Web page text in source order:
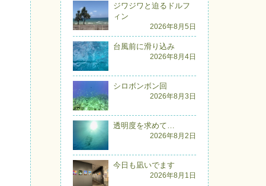
ジワジワと迫るドルフ
ィン
2026年8月5日
台風前に滑り込み
2026年8月4日
シロボンボン回
2026年8月3日
透明度を求めて…
2026年8月2日
今日も凪いでます
2026年8月1日